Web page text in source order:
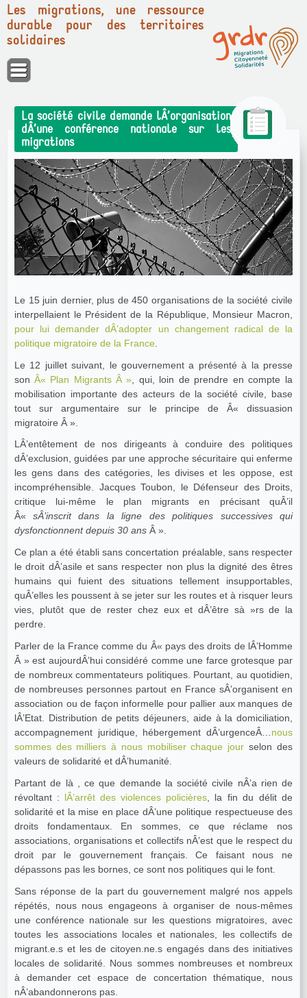
Panneau de gestion des cookies
Les migrations, une ressource
durable pour des territoires
solidaires
La société civile demande lÂ’organisation
dÂ’une conférence nationale sur les
migrations
Le 15 juin dernier, plus de 450 organisations de la société civile
interpellaient le Président de la République, Monsieur Macron,
pour lui demander dÂ’adopter un changement radical de la
politique migratoire de la France
Le 12 juillet suivant, le gouvernement a présenté à la presse
son Â« Plan Migrants Â » , qui, loin de prendre en compte la
mobilisation importante des acteurs de la société civile, base
tout sur argumentaire sur le principe de Â« dissuasion
migratoire Â ».
LÂ’entêtement de nos dirigeants à conduire des politiques
dÂ’exclusion, guidées par une approche sécuritaire qui enferme
les gens dans des catégories, les divises et les oppose, est
incompréhensible. Jacques Toubon, le Défenseur des Droits,
critique lui-même le plan migrants en précisant quÂ’il
Â« sÂ’inscrit dans la ligne des politiques successives qui
dysfonctionnent depuis 30 ans Â ».
Ce plan a été établi sans concertation préalable, sans respecter
le droit dÂ’asile et sans respecter non plus la dignité des êtres
humains qui fuient des situations tellement insupportables,
quÂ’elles les poussent à se jeter sur les routes et à risquer leurs
vies, plutôt que de rester chez eux et dÂ’être sà »rs de la
perdre.
Parler de la France comme du Â« pays des droits de lÂ’Homme
Â » est aujourdÂ’hui considéré comme une farce grotesque par
de nombreux commentateurs politiques. Pourtant, au quotidien,
de nombreuses personnes partout en France sÂ’organisent en
association ou de façon informelle pour pallier aux manques de
lÂ’Etat. Distribution de petits déjeuners, aide à la domiciliation,
accompagnement juridique, hébergement dÂ’urgenceÂ… nous
sommes des milliers à nous mobiliser chaque jour selon des
valeurs de solidarité et dÂ’humanité.
Partant de là , ce que demande la société civile nÂ’a rien de
révoltant : lÂ’arrêt des violences policières , la fin du délit de
solidarité et la mise en place dÂ’une politique respectueuse des
droits fondamentaux. En sommes, ce que réclame nos
associations, organisations et collectifs nÂ’est que le respect du
droit par le gouvernement français. Ce faisant nous ne
dépassons pas les bornes, ce sont nos politiques qui le font.
Sans réponse de la part du gouvernement malgré nos appels
répétés, nous nous engageons à organiser de nous-mêmes
une conférence nationale sur les questions migratoires, avec
toutes les associations locales et nationales, les collectifs de
migrant.e.s et les de citoyen.ne.s engagés dans des initiatives
locales de solidarité. Nous sommes nombreuses et nombreux
à demander cet espace de concertation thématique, nous
nÂ’abandonnerons pas.